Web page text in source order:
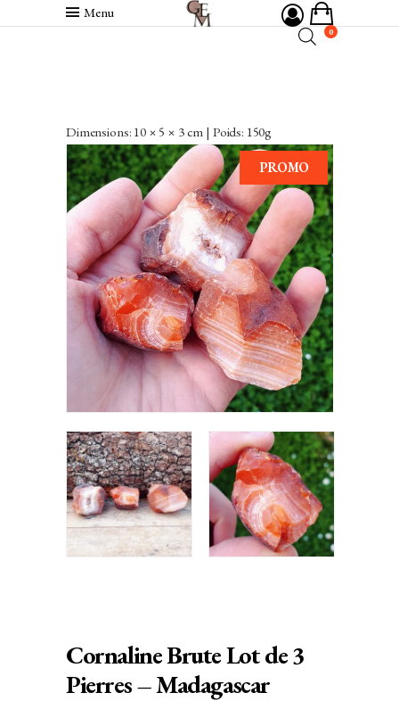
Menu
0
Dimensions: 10 × 5 × 3 cm | Poids: 150g
PROMO
Cornaline Brute Lot de 3
Pierres – Madagascar